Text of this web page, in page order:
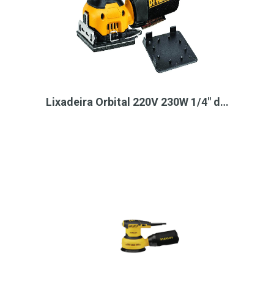
Lixadeira Orbital 220V 230W 1/4" d…